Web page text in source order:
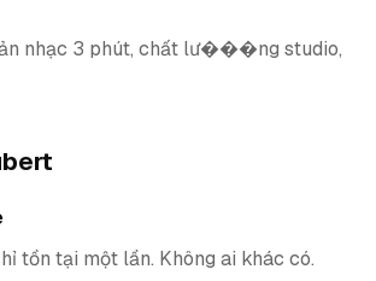
nhạc 3 phút, chất lư���ng studio,
tồn tại một lần. Không ai khác có.